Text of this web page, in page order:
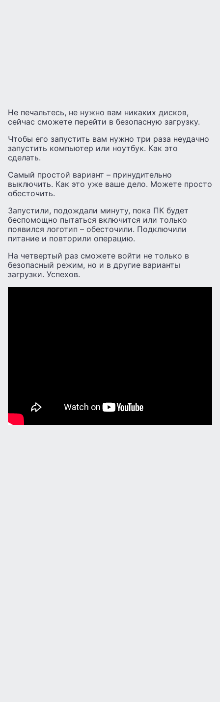
Не печальтесь, не нужно вам никаких дисков,
сейчас сможете перейти в безопасную загрузку.
Чтобы его запустить вам нужно три раза неудачно
запустить компьютер или ноутбук. Как это
сделать.
Самый простой вариант – принудительно
выключить. Как это уже ваше дело. Можете просто
обесточить.
Запустили, подождали минуту, пока ПК будет
беспомощно пытаться включится или только
появился логотип – обесточили. Подключили
питание и повторили операцию.
На четвертый раз сможете войти не только в
безопасный режим, но и в другие варианты
загрузки. Успехов.